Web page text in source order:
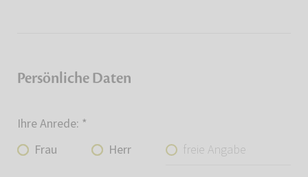
Persönliche Daten
Ihre Anrede: *
Frau
Herr freie Angabe